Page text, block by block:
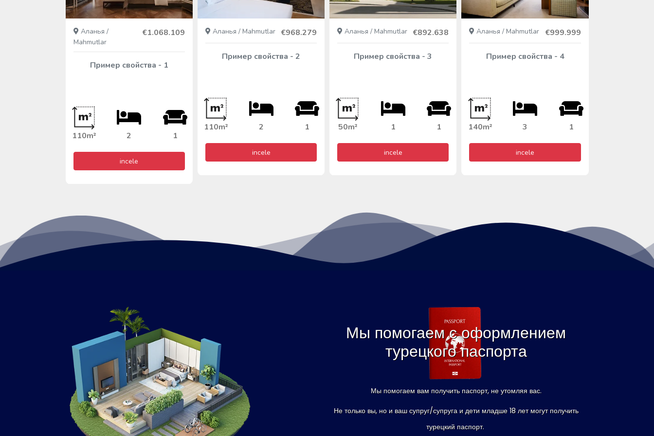
Аланья /
Mahmutlar
€1.068.109
Пример свойства - 1
110m² 2 1
incele
Аланья / Mahmutlar €968.279
Пример свойства - 2
110m² 2 1
incele
Аланья / Mahmutlar €892.638
Пример свойства - 3
50m² 1 1
incele
Аланья / Mahmutlar €999.999
Пример свойства - 4
140m² 3 1
incele
Мы помогаем с оформлением
турецкого паспорта
Мы помогаем вам получить паспорт, не утомляя вас.
Не только вы, но и ваш супруг/супруга и дети младше 18 лет могут получить
турецкий паспорт.